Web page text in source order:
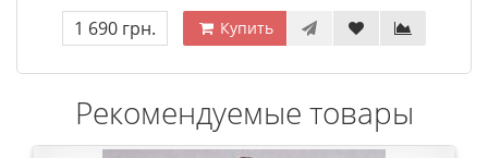
1 690 грн. Купить
Рекомендуемые товары